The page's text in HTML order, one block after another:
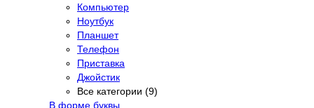
Компьютер
Ноутбук
Планшет
Телефон
Приставка
Джойстик
Все категории (9)
В форме буквы